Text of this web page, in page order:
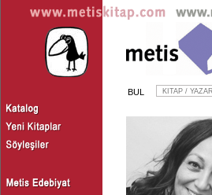
BUL